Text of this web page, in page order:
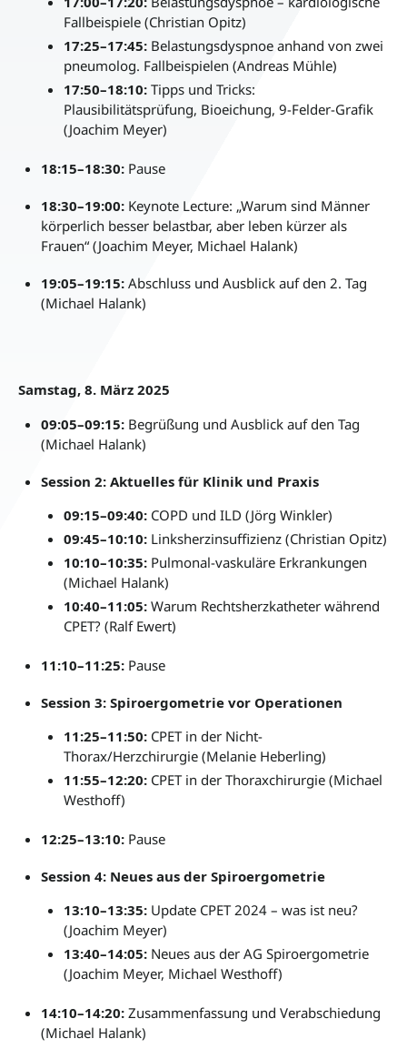
Fallbeispiele (Christian Opitz)
17:25–17:45: Belastungsdyspnoe anhand von zwei
pneumolog. Fallbeispielen (Andreas Mühle)
17:50–18:10: Tipps und Tricks:
Plausibilitätsprüfung, Bioeichung, 9-Felder-Grafik
(Joachim Meyer)
18:15–18:30: Pause
18:30–19:00: Keynote Lecture: „Warum sind Männer
körperlich besser belastbar, aber leben kürzer als
Frauen“ (Joachim Meyer, Michael Halank)
19:05–19:15: Abschluss und Ausblick auf den 2. Tag
(Michael Halank)
Samstag, 8. März 2025
09:05–09:15: Begrüßung und Ausblick auf den Tag
(Michael Halank)
Session 2: Aktuelles für Klinik und Praxis
09:15–09:40: COPD und ILD (Jörg Winkler)
09:45–10:10: Linksherzinsuffizienz (Christian Opitz)
10:10–10:35: Pulmonal-vaskuläre Erkrankungen
(Michael Halank)
10:40–11:05: Warum Rechtsherzkatheter während
CPET? (Ralf Ewert)
11:10–11:25: Pause
Session 3: Spiroergometrie vor Operationen
11:25–11:50: CPET in der Nicht-
Thorax/Herzchirurgie (Melanie Heberling)
11:55–12:20: CPET in der Thoraxchirurgie (Michael
Westhoff)
12:25–13:10: Pause
Session 4: Neues aus der Spiroergometrie
13:10–13:35: Update CPET 2024 – was ist neu?
(Joachim Meyer)
13:40–14:05: Neues aus der AG Spiroergometrie
(Joachim Meyer, Michael Westhoff)
14:10–14:20: Zusammenfassung und Verabschiedung
(Michael Halank)